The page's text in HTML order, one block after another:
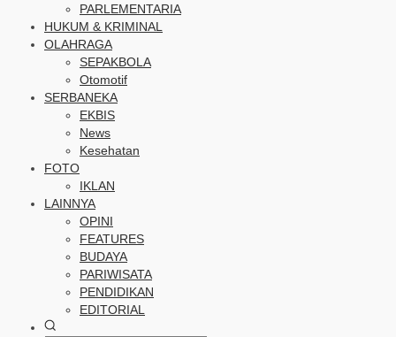
PARLEMENTARIA
HUKUM & KRIMINAL
OLAHRAGA
SEPAKBOLA
Otomotif
SERBANEKA
EKBIS
News
Kesehatan
FOTO
IKLAN
LAINNYA
OPINI
FEATURES
BUDAYA
PARIWISATA
PENDIDIKAN
EDITORIAL